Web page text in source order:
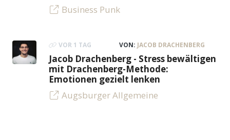
Business Punk
VOR 1 TAG VON: JACOB DRACHENBERG
Jacob Drachenberg - Stress bewältigen
mit Drachenberg-Methode:
Emotionen gezielt lenken
Augsburger Allgemeine